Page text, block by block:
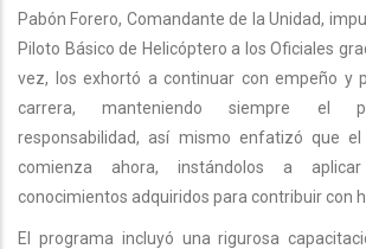
Pabón Forero, Comandante de la Unidad,
Piloto Básico de Helicóptero a los Oficiales
vez, los exhortó a continuar con empeño y
carrera, manteniendo siempre el
responsabilidad, así mismo enfatizó que
comienza ahora, instándolos a
conocimientos adquiridos para contribuir con
El programa incluyó una rigurosa